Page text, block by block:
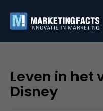
Leven in het
Disney